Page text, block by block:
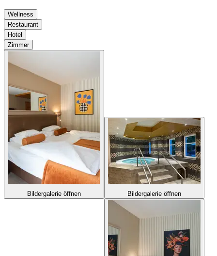
Wellness
Restaurant
Hotel
Zimmer
Bildergalerie öffnen Bildergalerie öffnen